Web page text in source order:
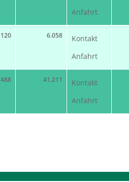
Anfahrt
120 6.058
Kontakt
Anfahrt
488 41.211
Kontakt
Anfahrt